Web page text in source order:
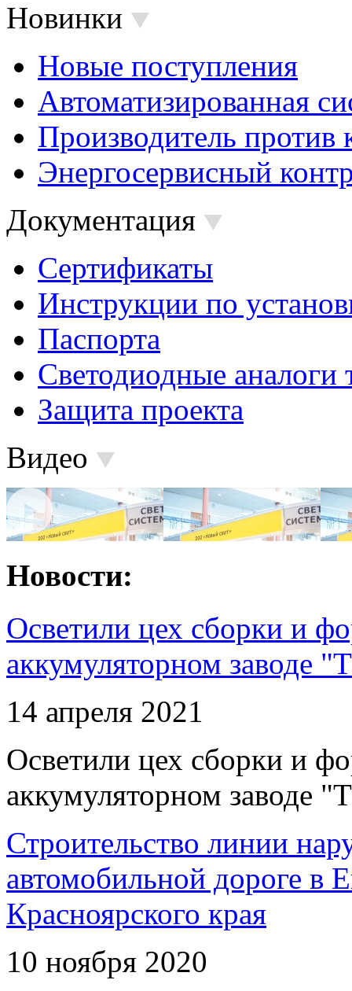
Новинки
Новые поступления
Автоматизированная
Производитель против
Энергосервисный
Документация
Сертификаты
Инструкции по
Паспорта
Светодиодные аналоги
Защита проекта
Видео
Новости:
Осветили цех сборки и
аккумуляторном заводе
14 апреля 2021
Осветили цех сборки и
аккумуляторном заводе
Строительство линии
автомобильной дороге в
Красноярского края
10 ноября 2020